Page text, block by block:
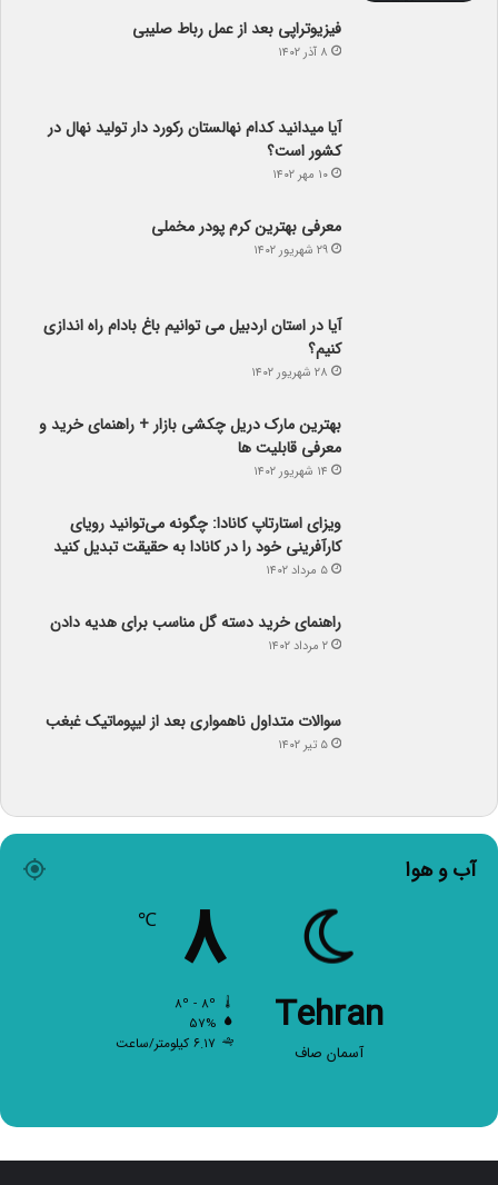
فیزیوتراپی بعد از عمل رباط صلیبی
۸ آذر ۱۴۰۲
کشور است؟
معرفی بهترین کرم پودر مخملی
آیا در استان اردبیل می توانیم باغ بادام راه اندازی
کنیم؟
بهترین مارک دریل چکشی بازار + راهنمای خرید و
معرفی قابلیت ها
۱۴ شهریور ۱۴۰۲
ویزای استارتاپ کانادا: چگونه می‌توانید رویای
کارآفرینی خود را در کانادا به حقیقت تبدیل کنید
۵ مرداد ۱۴۰۲
راهنمای خرید دسته گل مناسب برای هدیه دادن
۲ مرداد ۱۴۰۲
سوالات متداول ناهمواری بعد از لیپوماتیک غبغب
۵ تیر ۱۴۰۲
Tehran
آسمان صاف
۸ ℃
۵۷%
۶.۱۷ کیلومتر/ساعت
صفحات اصلی